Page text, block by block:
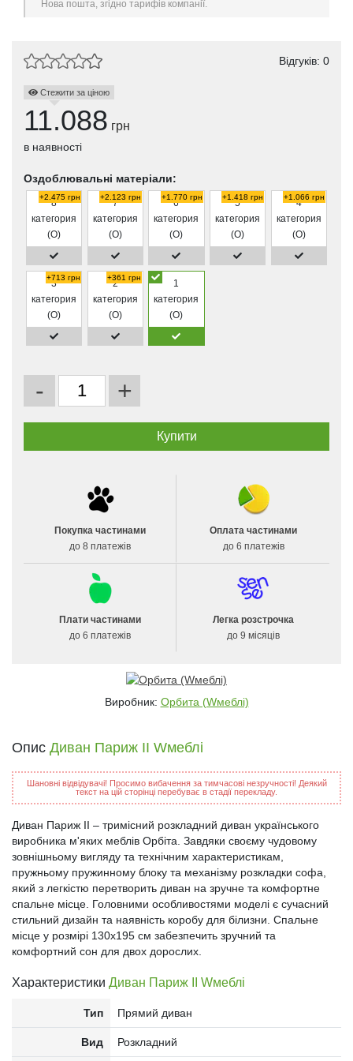
Нова пошта, згідно тарифів компанії.
Відгуків: 0
Стежити за ціною
11.088 грн
в наявності
Оздоблювальні матеріали:
8
категория
(O)
+2.475 грн
7
категория
(O)
+2.123 грн
6
категория
(O)
+1.770 грн
5
категория
(O)
+1.418 грн
4
категория
(O)
+1.066 грн
3
категория
(O)
+713 грн
2
категория
(O)
+361 грн
1
категория
(O)
- +
Покупка частинами
до 8 платежів
Оплата частинами
до 6 платежів
Плати частинами
до 6 платежів
Легка розстрочка
до 9 місяців
Виробник: Орбита (Wмеблі)
Опис Диван Париж II Wмеблі
Шановні відвідувачі! Просимо вибачення за тимчасові незручності! Деякий
текст на цій сторінці перебуває в стадії перекладу.
Диван Париж II – тримісний розкладний диван українського
виробника м'яких меблів Орбіта. Завдяки своєму чудовому
зовнішньому вигляду та технічним характеристикам,
пружньому пружинному блоку та механізму розкладки софа,
який з легкістю перетворить диван на зручне та комфортне
спальне місце. Головними особливостями моделі є сучасний
стильний дизайн та наявність коробу для білизни. Спальне
місце у розмірі 130х195 см забезпечить зручний та
комфортний сон для двох дорослих.
Характеристики Диван Париж II Wмеблі
Тип Прямий диван
Вид Розкладний